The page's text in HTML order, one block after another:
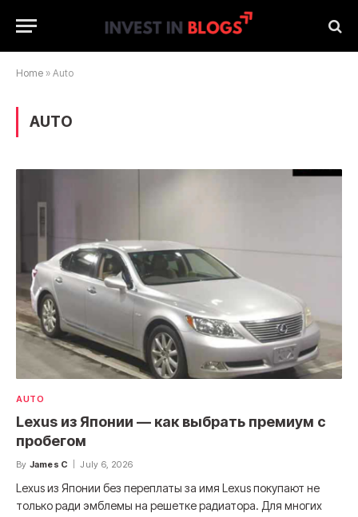
Home » Auto
AUTO
AUTO
Lexus из Японии — как выбрать премиум с
пробегом
By James C July 6, 2026
Lexus из Японии без переплаты за имя Lexus покупают не
только ради эмблемы на решетке радиатора. Для многих